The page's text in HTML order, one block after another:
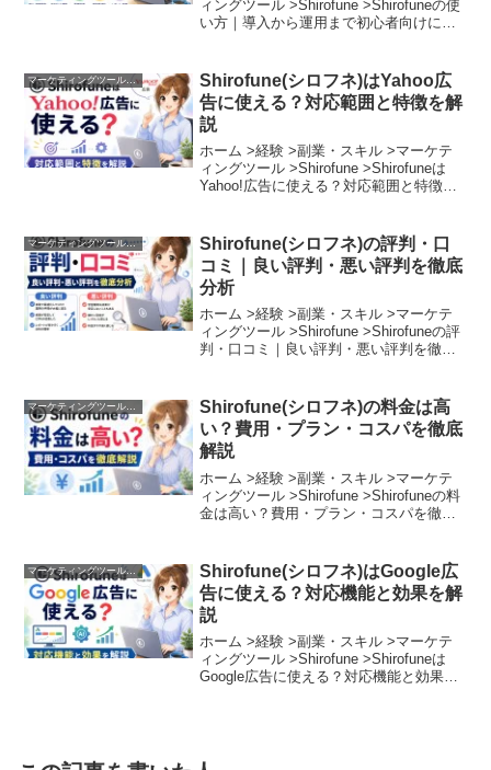
ィングツール >Shirofune >Shirofuneの使
い方｜導入から運用まで初心者向けに解
何をすればいいのか具体的なイメ...
マーケティングツール︰Shirofune
Shirofune(シロフネ)はYahoo広
告に使える？対応範囲と特徴を解
説
ホーム >経験 >副業・スキル >マーケテ
ィングツール >Shirofune >Shirofuneは
Yahoo!広告に使える？対応範囲と特徴を
とYahoo!...
マーケティングツール︰Shirofune
Shirofune(シロフネ)の評判・口
コミ｜良い評判・悪い評判を徹底
分析
ホーム >経験 >副業・スキル >マーケテ
ィングツール >Shirofune >Shirofuneの評
判・口コミ｜良い評判・悪い評判を徹底
べて何が違うのか？」...
マーケティングツール︰Shirofune
Shirofune(シロフネ)の料金は高
い？費用・プラン・コスパを徹底
解説
ホーム >経験 >副業・スキル >マーケテ
ィングツール >Shirofune >Shirofuneの料
金は高い？費用・プラン・コスパを徹底
社ツールや代理店手数...
マーケティングツール︰Shirofune
Shirofune(シロフネ)はGoogle広
告に使える？対応機能と効果を解
説
ホーム >経験 >副業・スキル >マーケテ
ィングツール >Shirofune >Shirofuneは
Google広告に使える？対応機能と効果を